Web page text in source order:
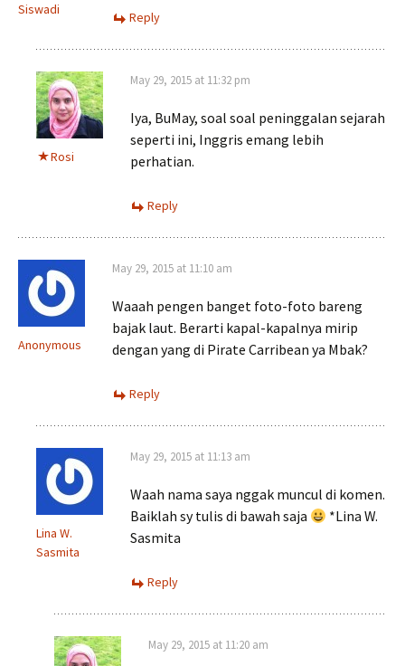
Siswadi
Reply
Rosi
May 29, 2015 at 11:32 pm
Iya, BuMay, soal soal peninggalan sejarah
seperti ini, Inggris emang lebih
perhatian.
Reply
Anonymous
May 29, 2015 at 11:10 am
Waaah pengen banget foto-foto bareng
bajak laut. Berarti kapal-kapalnya mirip
dengan yang di Pirate Carribean ya Mbak?
Reply
Lina W.
Sasmita
May 29, 2015 at 11:13 am
Waah nama saya nggak muncul di komen.
Baiklah sy tulis di bawah saja
*Lina W.
Sasmita
Reply
May 29, 2015 at 11:20 am